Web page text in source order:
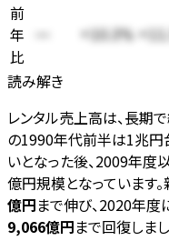
前
年
比
+10.3%
読み解き
レンタル売上高は、長期
の1990年代前半は1兆円
いとなった後、2009年
億円規模となっています
億円まで伸び、2020年
9,066億円まで回復しまし